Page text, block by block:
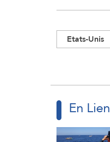
Etats-Unis
En Lien